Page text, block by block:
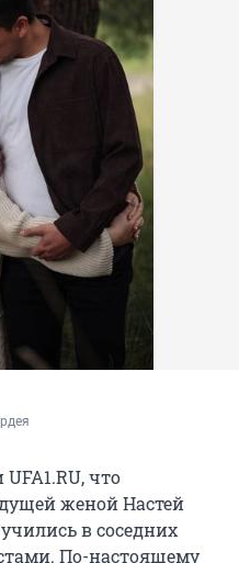
что
женой Настей
в соседних
По-настоящему